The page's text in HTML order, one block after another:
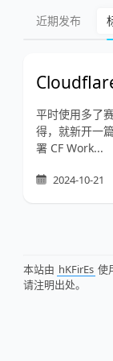
近期发布
平时使用多了
得，就新开一
署 CF Work...
2024-10-21
本站由 hKFirEs 使
请注明出处。